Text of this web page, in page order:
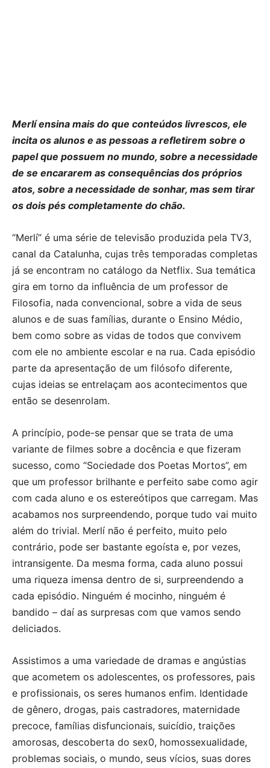
Merlí ensina mais do que conteúdos livrescos, ele
incita os alunos e as pessoas a refletirem sobre o
papel que possuem no mundo, sobre a necessidade
de se encararem as consequências dos próprios
atos, sobre a necessidade de sonhar, mas sem tirar
os dois pés completamente do chão.
“Merlí” é uma série de televisão produzida pela TV3,
canal da Catalunha, cujas três temporadas completas
já se encontram no catálogo da Netflix. Sua temática
gira em torno da influência de um professor de
Filosofia, nada convencional, sobre a vida de seus
alunos e de suas famílias, durante o Ensino Médio,
bem como sobre as vidas de todos que convivem
com ele no ambiente escolar e na rua. Cada episódio
parte da apresentação de um filósofo diferente,
cujas ideias se entrelaçam aos acontecimentos que
então se desenrolam.
A princípio, pode-se pensar que se trata de uma
variante de filmes sobre a docência e que fizeram
sucesso, como “Sociedade dos Poetas Mortos”, em
que um professor brilhante e perfeito sabe como agir
com cada aluno e os estereótipos que carregam. Mas
acabamos nos surpreendendo, porque tudo vai muito
além do trivial. Merlí não é perfeito, muito pelo
contrário, pode ser bastante egoísta e, por vezes,
intransigente. Da mesma forma, cada aluno possui
uma riqueza imensa dentro de si, surpreendendo a
cada episódio. Ninguém é mocinho, ninguém é
bandido – daí as surpresas com que vamos sendo
deliciados.
Assistimos a uma variedade de dramas e angústias
que acometem os adolescentes, os professores, pais
e profissionais, os seres humanos enfim. Identidade
de gênero, drogas, pais castradores, maternidade
precoce, famílias disfuncionais, suicídio, traições
amorosas, descoberta do sex0, homossexualidade,
problemas sociais, o mundo, seus vícios, suas dores